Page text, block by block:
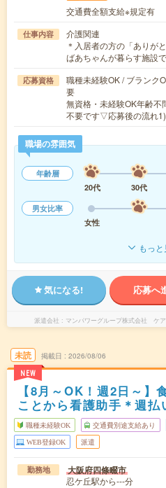
交通費全額支給※規定有
仕事内容
介護関連
＊入居者の方の「ありが
ばあちゃんが暮らす施設
応募資格
職種未経験OK / ブランク
要
無資格・未経験OK年齢
不要です▽応募後の流れ
職場の雰囲気
年齢層
20代
30代
男女比率
女性
もっ
気になる! 応募へ
派遣会社 マンパワーグループ株式会社 ケ
未読
NEW
掲載日 2026/08/06
【8月～OK！週2日～】
ことから看護助手＊週払
職種未経験OK 交通費別途支給あり
WEB登録OK 派遣
勤務地 大阪府四條畷市
忍ケ丘駅から---分